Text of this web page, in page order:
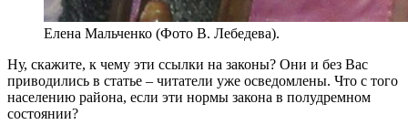
Елена Мальченко (Фото В. Лебедева).
Ну, скажите, к чему эти ссылки на законы? Они и без Вас
приводились в статье – читатели уже осведомлены. Что с того
населению района, если эти нормы закона в полудремном
состоянии?